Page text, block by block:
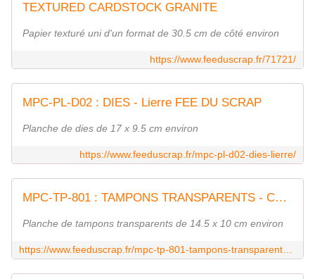
TEXTURED CARDSTOCK GRANITE
Papier texturé uni d'un format de 30.5 cm de côté environ
https://www.feeduscrap.fr/71721/
MPC-PL-D02 : DIES - Lierre FEE DU SCRAP
Planche de dies de 17 x 9.5 cm environ
https://www.feeduscrap.fr/mpc-pl-d02-dies-lierre/
MPC-TP-801 : TAMPONS TRANSPARENTS - Ce Jour-là FEE DU SCRAP
Planche de tampons transparents de 14.5 x 10 cm environ